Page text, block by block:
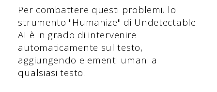
Per combattere questi problemi, lo
strumento "Humanize" di Undetectable
AI è in grado di intervenire
automaticamente sul testo,
aggiungendo elementi umani a
qualsiasi testo.